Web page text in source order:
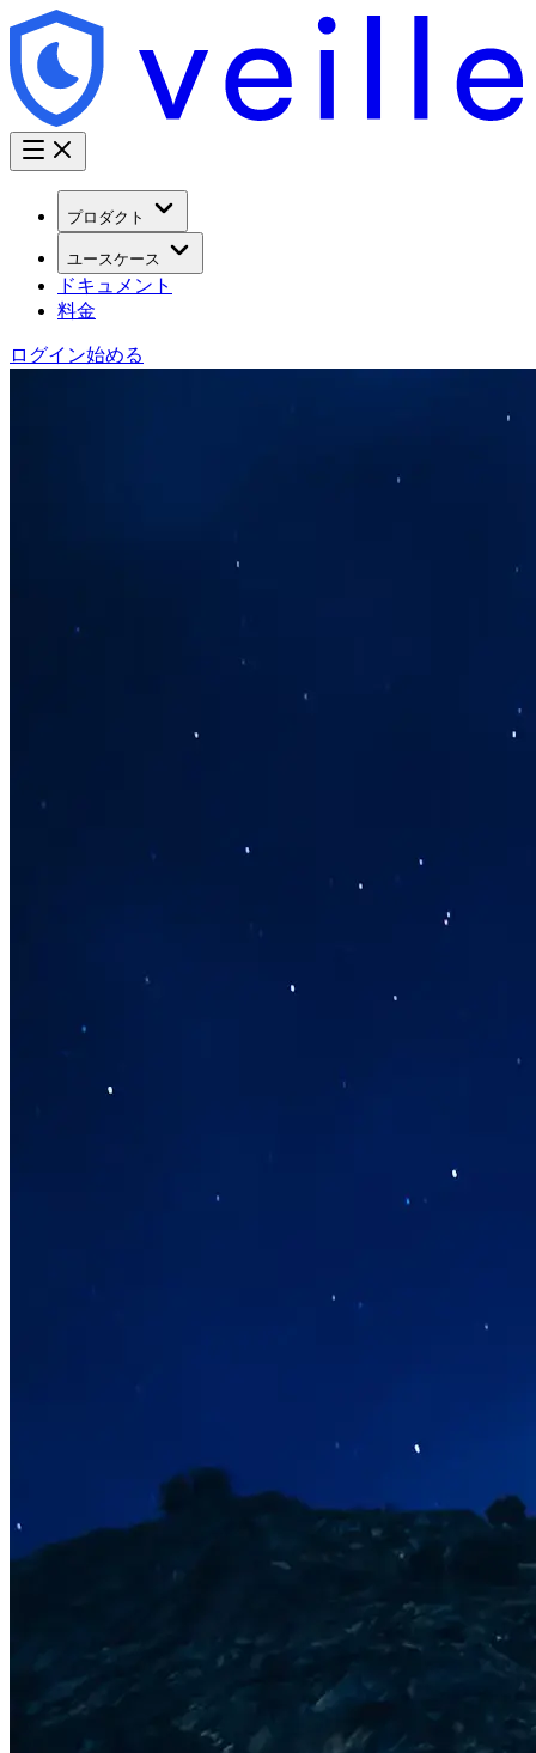
プロダクト
ユースケース
ドキュメント
料金
ログイン始める